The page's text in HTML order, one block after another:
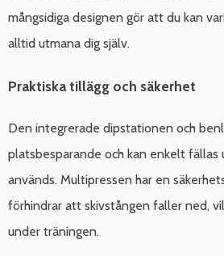
mångsidiga designen gör att du kan
alltid utmana dig själv.
Praktiska tillägg och säkerhet
Den integrerade dipstationen och
platsbesparande och kan enkelt fällas
används. Multipressen har en
förhindrar att skivstången faller ned,
under träningen.